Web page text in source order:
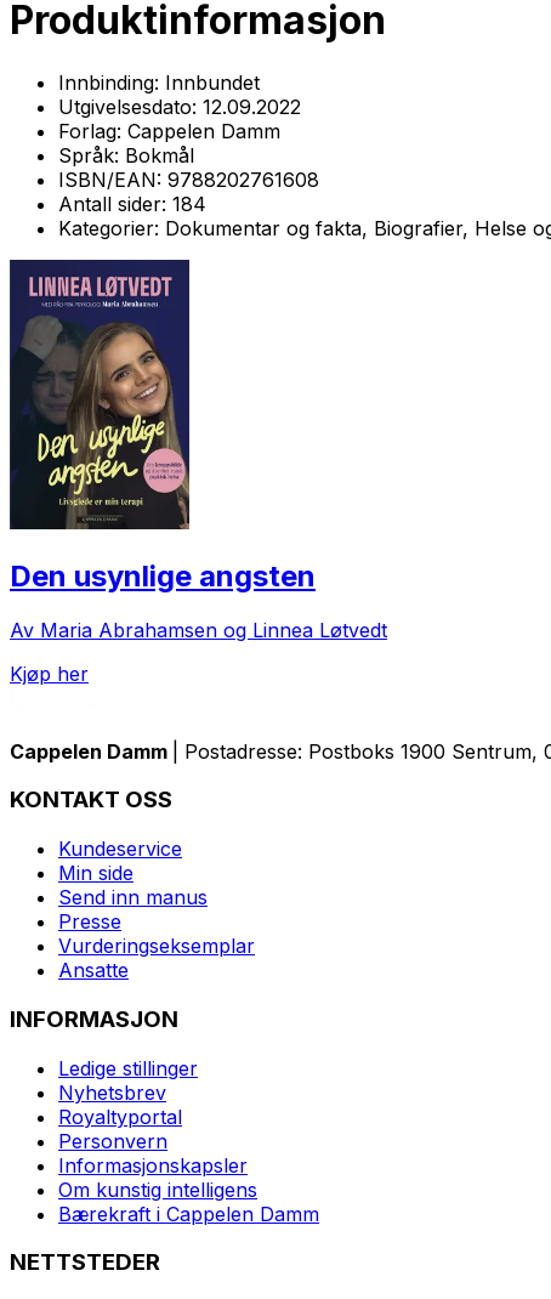
Produktinformasjon
Innbinding: Innbundet
Utgivelsesdato: 12.09.2022
Forlag: Cappelen Damm
Språk: Bokmål
ISBN/EAN: 9788202761608
Antall sider: 184
Kategorier: Dokumentar og fakta, Biografier, Helse
Den usynlige angsten
Av Maria Abrahamsen og Linnea Løtvedt
Kjøp her
Cappelen Damm | Postadresse: Postboks 1900
KONTAKT OSS
Kundeservice
Min side
Send inn manus
Presse
Vurderingseksemplar
Ansatte
INFORMASJON
Ledige stillinger
Nyhetsbrev
Royaltyportal
Personvern
Informasjonskapsler
Om kunstig intelligens
Bærekraft i Cappelen Damm
NETTSTEDER